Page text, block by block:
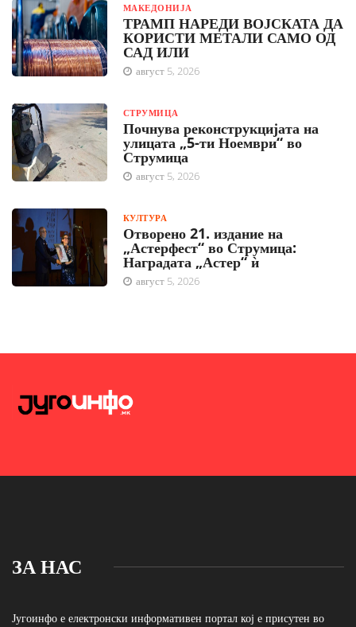
МАКЕДОНИЈА
ТРАМП НАРЕДИ ВОЈСКАТА ДА
КОРИСТИ МЕТАЛИ САМО ОД
САД ИЛИ
август 5, 2026
СТРУМИЦА
Почнува реконструкцијата на
улицата „5-ти Ноември“ во
Струмица
август 5, 2026
КУЛТУРА
Отворено 21. издание на
„Астерфест“ во Струмица:
Наградата „Астер“ ѝ
август 5, 2026
ЗА НАС
Југоинфо е електронски информативен портал кој е присутен во